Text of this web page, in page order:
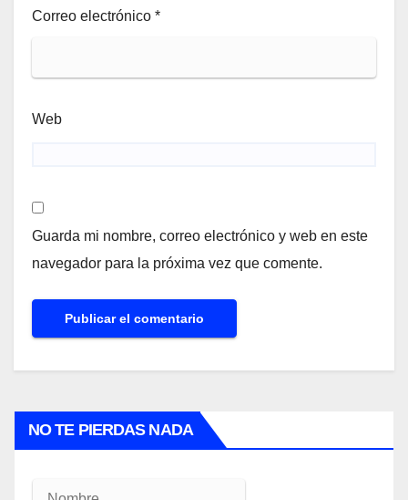
Correo electrónico *
Web
Guarda mi nombre, correo electrónico y web en este
navegador para la próxima vez que comente.
NO TE PIERDAS NADA